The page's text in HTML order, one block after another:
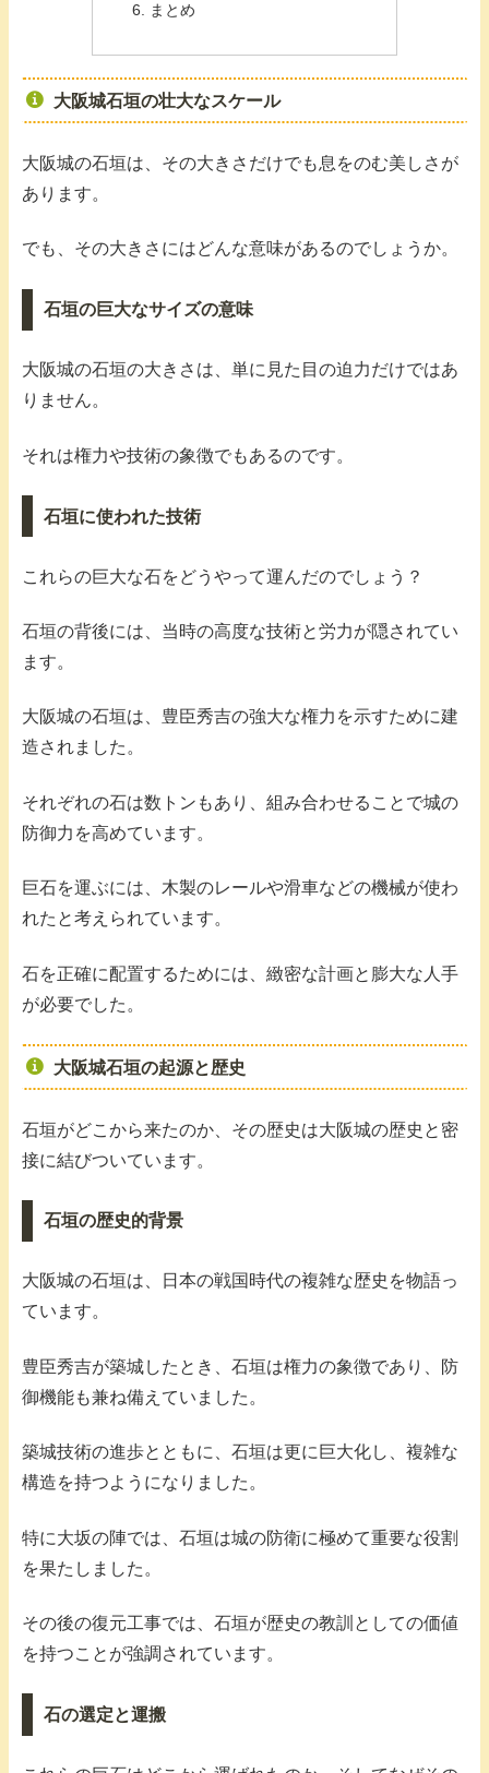
まとめ
大阪城石垣の壮大なスケール
大阪城の石垣は、その大きさだけでも息をのむ美しさが
あります。
でも、その大きさにはどんな意味があるのでしょうか。
石垣の巨大なサイズの意味
大阪城の石垣の大きさは、単に見た目の迫力だけではあ
りません。
それは権力や技術の象徴でもあるのです。
石垣に使われた技術
これらの巨大な石をどうやって運んだのでしょう？
石垣の背後には、当時の高度な技術と労力が隠されてい
ます。
大阪城の石垣は、豊臣秀吉の強大な権力を示すために建
造されました。
それぞれの石は数トンもあり、組み合わせることで城の
防御力を高めています。
巨石を運ぶには、木製のレールや滑車などの機械が使わ
れたと考えられています。
石を正確に配置するためには、緻密な計画と膨大な人手
が必要でした。
大阪城石垣の起源と歴史
石垣がどこから来たのか、その歴史は大阪城の歴史と密
接に結びついています。
石垣の歴史的背景
大阪城の石垣は、日本の戦国時代の複雑な歴史を物語っ
ています。
豊臣秀吉が築城したとき、石垣は権力の象徴であり、防
御機能も兼ね備えていました。
築城技術の進歩とともに、石垣は更に巨大化し、複雑な
構造を持つようになりました。
特に大坂の陣では、石垣は城の防衛に極めて重要な役割
を果たしました。
その後の復元工事では、石垣が歴史の教訓としての価値
を持つことが強調されています。
石の選定と運搬